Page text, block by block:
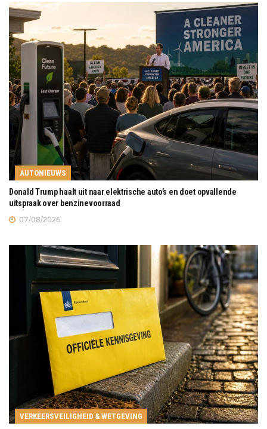
AUTONIEUWS
Donald Trump haalt uit naar elektrische auto’s en doet opvallende
uitspraak over benzinevoorraad
07/08/2026
VERKEERSVEILIGHEID & WETGEVING